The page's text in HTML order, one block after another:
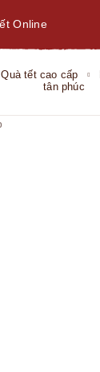
Quà tết cao cấp
tân phúc